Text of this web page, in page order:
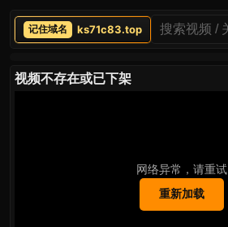
ks71c83.top
视频不存在或已下架
网络异常，请重试
重新加载